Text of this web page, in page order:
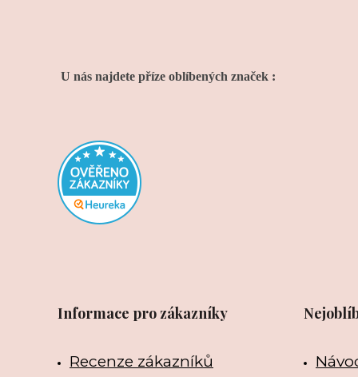
U nás najdete příze oblíbených značek :
Informace pro zákazníky
Recenze zákazníků